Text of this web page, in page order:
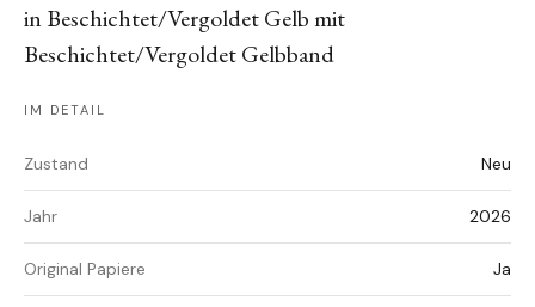
in Beschichtet/Vergoldet Gelb mit
Beschichtet/Vergoldet Gelbband
IM DETAIL
Zustand Neu
Jahr 2026
Original Papiere Ja